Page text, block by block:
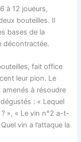
à 12 joueurs,
bouteilles. Il
bases de la
décontractée.
fait office
leur pion. Le
à résoudre
: « Lequel
», « Le vin n°2 a-t-
vin a l’attaque la